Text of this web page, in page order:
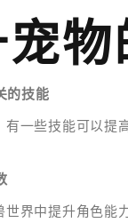
的技能
有一些技能可以提
世界中提升角色能